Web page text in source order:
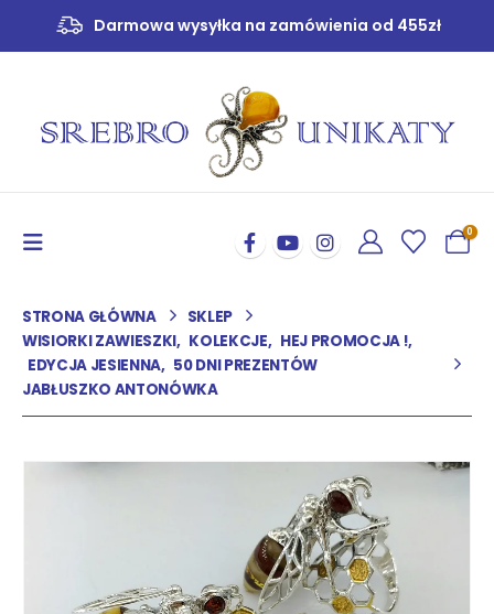
Darmowa wysyłka na zamówienia od 455zł
0
STRONA GŁÓWNA
SKLEP
WISIORKI ZAWIESZKI, KOLEKCJE, HEJ PROMOCJA !,
EDYCJA JESIENNA, 50 DNI PREZENTÓW
JABŁUSZKO ANTONÓWKA